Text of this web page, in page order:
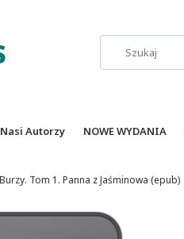
Nasi Autorzy NOWE WYDANIA
Tom 1. Panna z Jaśminowa (epub)